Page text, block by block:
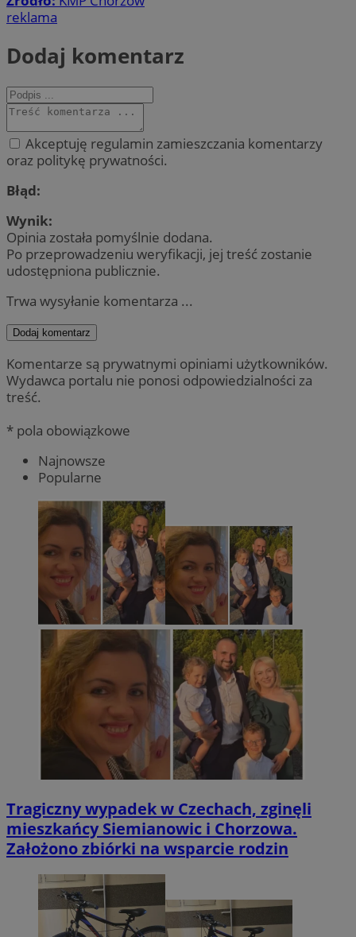
reklama
Dodaj komentarz
Akceptuję regulamin zamieszczania komentarzy
oraz politykę prywatności.
Błąd:
Wynik:
Opinia została pomyślnie dodana.
Po przeprowadzeniu weryfikacji, jej treść zostanie
udostępniona publicznie.
Trwa wysyłanie komentarza ...
Dodaj komentarz
Komentarze są prywatnymi opiniami użytkowników.
Wydawca portalu nie ponosi odpowiedzialności za
treść.
* pola obowiązkowe
Najnowsze
Popularne
Tragiczny wypadek w Czechach, zginęli
mieszkańcy Siemianowic i Chorzowa.
Założono zbiórki na wsparcie rodzin